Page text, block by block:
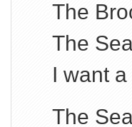
The
The
I want
The